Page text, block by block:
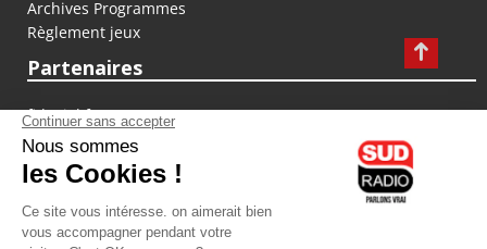
Archives Programmes
Règlement jeux
Partenaires
fiducial.fr
lyoncapitale.fr
olympique-et-lyonnais.com
L'application Iphone / Android